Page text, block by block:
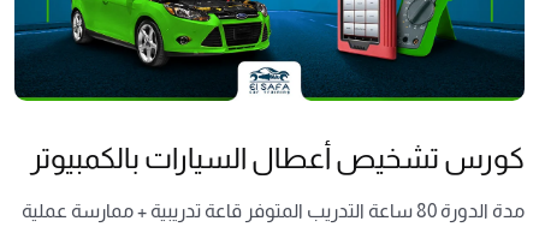
كورس تشخيص أعطال السيارات بالكمبيوتر
مدة الدورة 80 ساعة التدريب المتوفر قاعة تدريبية + ممارسة عملية